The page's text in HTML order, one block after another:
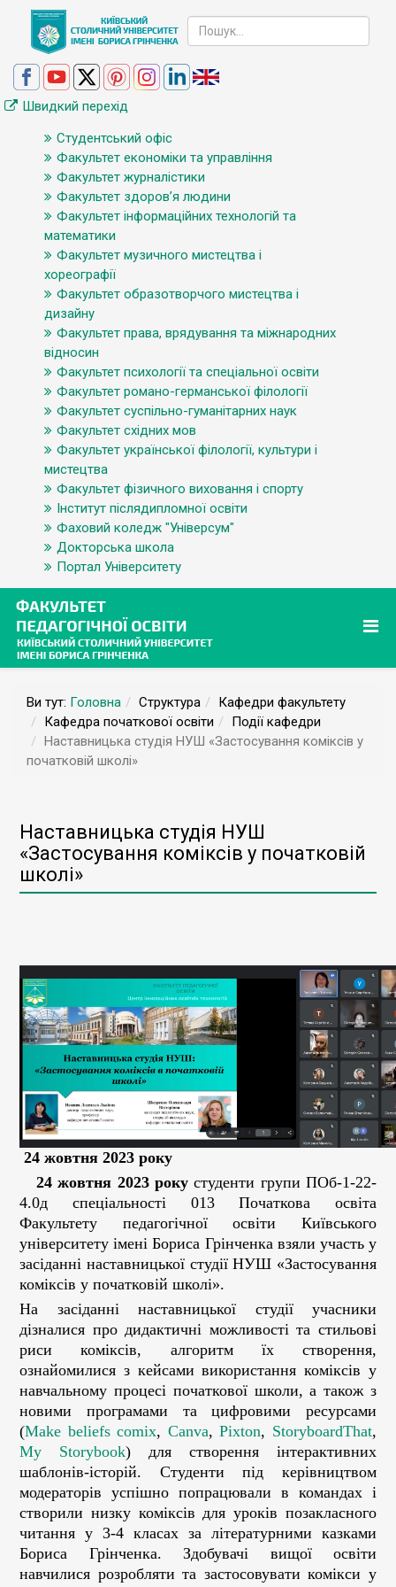
Швидкий перехід
Студентський офіс
Факультет економіки та управління
Факультет журналістики
Факультет здоров’я людини
Факультет інформаційних технологій та
математики
Факультет музичного мистецтва і
хореографії
Факультет образотворчого мистецтва і
дизайну
Факультет права, врядування та міжнародних
відносин
Факультет психології та спеціальної освіти
Факультет романо-германської філології
Факультет суспільно-гуманітарних наук
Факультет східних мов
Факультет української філології, культури і
мистецтва
Факультет фізичного виховання і спорту
Інститут післядипломної освіти
Фаховий коледж "Універсум"
Докторська школа
Портал Університету
Ви тут: Головна Структура
Кафедри факультету
Кафедра початкової освіти
Події кафедри
Наставницька студія НУШ «Застосування коміксів у
початковій школі»
Наставницька студія НУШ
«Застосування коміксів у початковій
школі»
24 жовтня 2023 року
24 жовтня 2023 року студенти групи ПОб-1-22-
4.0д спеціальності 013 Початкова освіта
Факультету педагогічної освіти Київського
університету імені Бориса Грінченка взяли участь у
засіданні наставницької студії НУШ «Застосування
коміксів у початковій школі».
На засіданні наставницької студії учасники
дізналися про дидактичні можливості та стильові
риси коміксів, алгоритм їх створення,
ознайомилися з кейсами використання коміксів у
навчальному процесі початкової школи, а також з
новими програмами та цифровими ресурсами
(Make beliefs comix, Canva,Pixton, StoryboardThat,
My Storybook) для створення інтерактивних
шаблонів-історій. Студенти під керівництвом
модераторів успішно попрацювали в командах і
створили низку коміксів для уроків позакласного
читання у 3-4 класах за літературними казками
Бориса Грінченка. Здобувачі вищої освіти
навчилися розробляти та застосовувати комікси у